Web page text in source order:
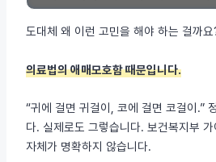
도대체 왜 이런 고민을 해야 하는 걸까요
의료법의 애매모호함 때문입니다.
“귀에 걸면 귀걸이, 코에 걸면 코걸이.”
다. 실제로도 그렇습니다. 보건복지부
자체가 명확하지 않습니다.